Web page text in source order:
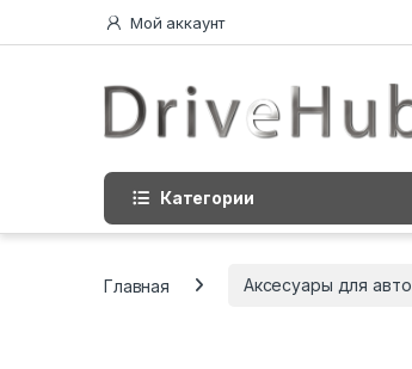
Перейти к навигации
перейти к содержанию
Мой аккаунт
Категории
Главная Аксесуары для авто